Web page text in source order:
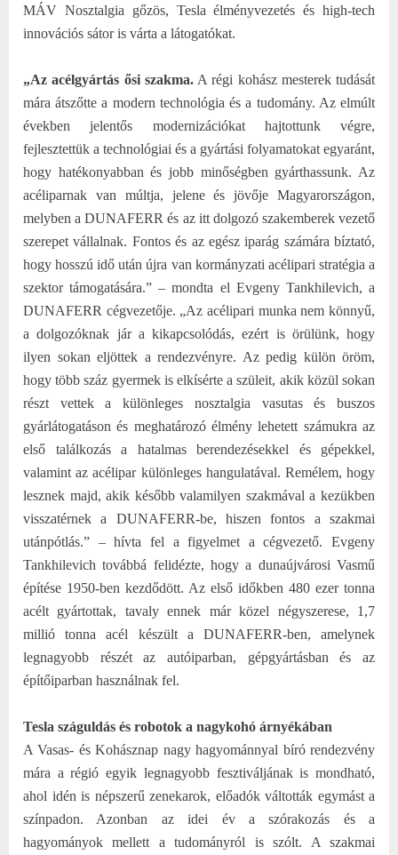
MÁV Nosztalgia gőzös, Tesla élményvezetés és high-tech
innovációs sátor is várta a látogatókat.
„Az acélgyártás ősi szakma.A régi kohász mesterek tudását
mára átszőtte a modern technológia és a tudomány. Az elmúlt
években jelentős modernizációkat hajtottunk végre,
fejlesztettük a technológiai és a gyártási folyamatokat egyaránt,
hogy hatékonyabban és jobb minőségben gyárthassunk. Az
acéliparnak van múltja, jelene és jövője Magyarországon,
melyben a DUNAFERR és az itt dolgozó szakemberek vezető
szerepet vállalnak. Fontos és az egész iparág számára bíztató,
hogy hosszú idő után újra van kormányzati acélipari stratégia a
szektor támogatására.” – mondta el Evgeny Tankhilevich, a
DUNAFERR cégvezetője. „Az acélipari munka nem könnyű,
a dolgozóknak jár a kikapcsolódás, ezért is örülünk, hogy
ilyen sokan eljöttek a rendezvényre. Az pedig külön öröm,
hogy több száz gyermek is elkísérte a szüleit, akik közül sokan
részt vettek a különleges nosztalgia vasutas és buszos
gyárlátogatáson és meghatározó élmény lehetett számukra az
első találkozás a hatalmas berendezésekkel és gépekkel,
valamint az acélipar különleges hangulatával. Remélem, hogy
lesznek majd, akik később valamilyen szakmával a kezükben
visszatérnek a DUNAFERR-be, hiszen fontos a szakmai
utánpótlás.” – hívta fel a figyelmet a cégvezető. Evgeny
Tankhilevich továbbá felidézte, hogy a dunaújvárosi Vasmű
építése 1950-ben kezdődött. Az első időkben 480 ezer tonna
acélt gyártottak, tavaly ennek már közel négyszerese, 1,7
millió tonna acél készült a DUNAFERR-ben, amelynek
legnagyobb részét az autóiparban, gépgyártásban és az
építőiparban használnak fel.
Tesla száguldás és robotok a nagykohó árnyékában
A Vasas- és Kohásznap nagy hagyománnyal bíró rendezvény
mára a régió egyik legnagyobb fesztiváljának is mondható,
ahol idén is népszerű zenekarok, előadók váltották egymást a
színpadon. Azonban az idei év a szórakozás és a
hagyományok mellett a tudományról is szólt. A szakmai